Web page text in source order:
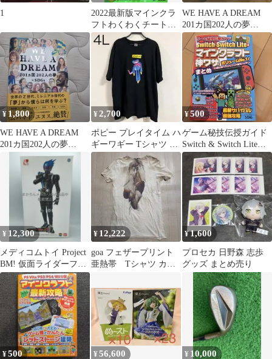
1
2022最新版マインクラ
フトわくわくチート&
コマンド神ワザ集
WE HAVE A DREAM
201カ国202人の夢
×SDGs
¥1,800
WE HAVE A DREAM
201カ国202人の夢
×SDGs
¥2,700
ポピー プレイタイム ハ
ギーワギー Tシャツ 4L
②
¥500
ゲーム秘技伝授ガイド
Switch & Switch Lite版
マインクラフト神…
¥ 12,300
メディコムトイ Project
BM! 仮面ライダーフォ
ーゼ 仮面ライダーメテ
オ
¥ 12,222
goa フェザープリント
亜熱帯 Tシャツ カッ
¥1,600
プロセカ 日野森 志歩
グッズ まとめ売り
¥500 ¥56,600 ¥ 10,000